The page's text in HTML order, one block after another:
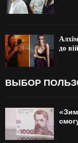
до
ВЫБОР